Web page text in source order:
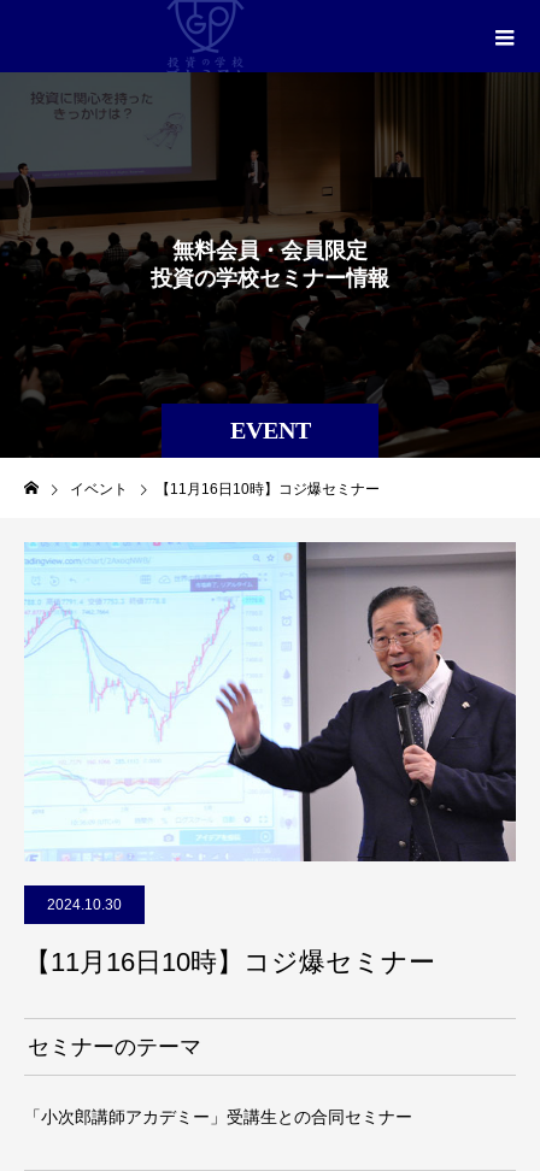
EVENT
無料会員・会員 限定
投資の学校セミ ナー情報
イベント 【11月16日10時】コジ爆セミナー
2024.10.30
【11月16日10時】コジ爆セミナー
セミナーのテーマ
「小次郎講師アカデミー」受講生との合同セミナー